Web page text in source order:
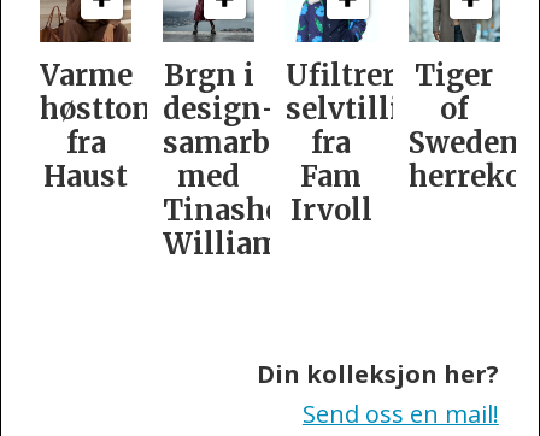
Varme
høsttoner
fra
Haust
Brgn i
design­
samarbeid
med
Tinashe
Williamson
Ufiltrert
selvtillit
fra
Fam
Irvoll
Tiger
of
Swedens
Din kolleksjon her?
Send oss en mail!